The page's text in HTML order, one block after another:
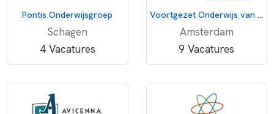
Pontis Onderwijsgroep
Schagen
4 Vacatures
Voortgezet Onderwijs van Amsterdam
Amsterdam
9 Vacatures